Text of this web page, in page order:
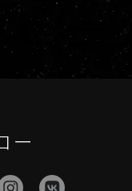
ー